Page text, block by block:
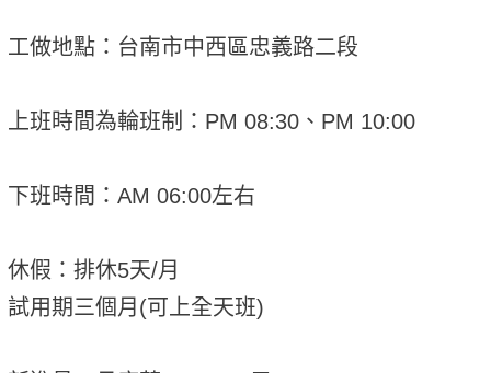
工做地點：台南市中西區忠義路二段
上班時間為輪班制：PM 08:30、PM 10:00
下班時間：AM 06:00左右
休假：排休5天/月
試用期三個月(可上全天班)